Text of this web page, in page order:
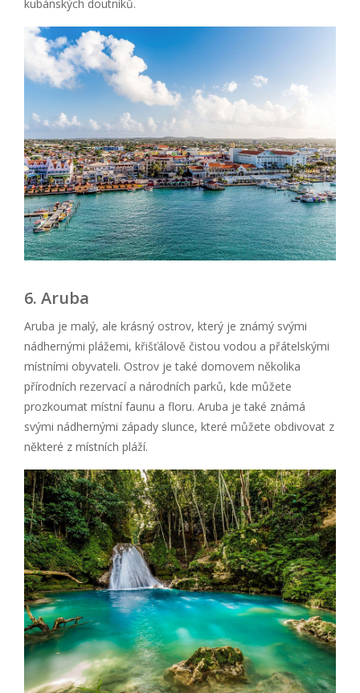
kubánských doutníků.
6. Aruba
Aruba je malý, ale krásný ostrov, který je známý svými
nádhernými plážemi, křišťálově čistou vodou a přátelskými
místními obyvateli. Ostrov je také domovem několika
přírodních rezervací a národních parků, kde můžete
prozkoumat místní faunu a floru. Aruba je také známá
svými nádhernými západy slunce, které můžete obdivovat z
některé z místních pláží.